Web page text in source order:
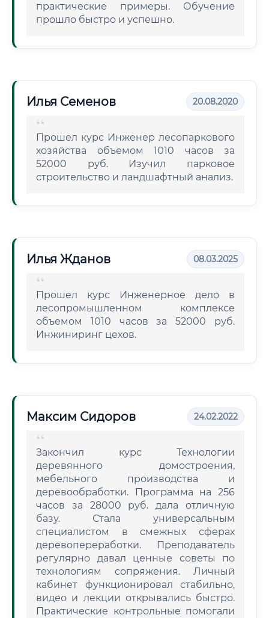
практические примеры. Обучение
прошло быстро и успешно.
Илья Семенов 20.08.2020
Прошел курс Инженер лесопаркового
хозяйства объемом 1010 часов за
52000 руб. Изучил парковое
строительство и ландшафтный анализ.
Илья Жданов 08.03.2025
Прошел курс Инженерное дело в
лесопромышленном комплексе
объемом 1010 часов за 52000 руб.
Инжиниринг цехов.
Максим Сидоров 24.02.2022
Закончил курс Технологии
деревянного домостроения,
мебельного производства и
деревообработки. Программа на 256
часов за 28000 руб. дала отличную
базу. Стала универсальным
специалистом в смежных сферах
деревопереработки. Преподаватель
регулярно давал ценные советы по
технологиям сопряжения. Личный
кабинет функционировал стабильно,
видео и лекции открывались быстро.
Практические контрольные помогали